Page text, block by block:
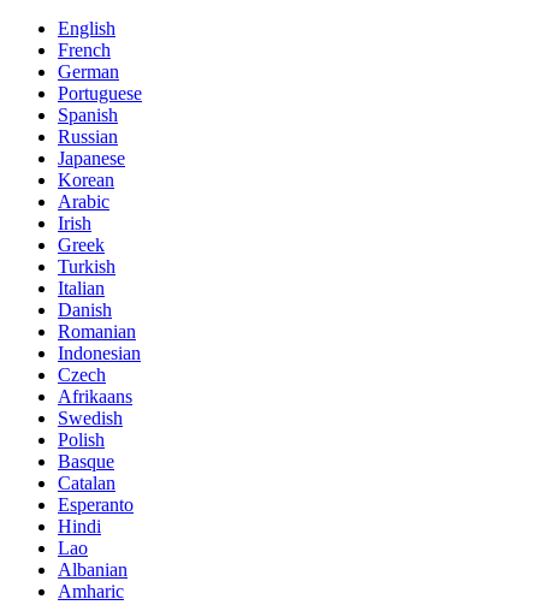
English
French
German
Portuguese
Spanish
Russian
Japanese
Korean
Arabic
Irish
Greek
Turkish
Italian
Danish
Romanian
Indonesian
Czech
Afrikaans
Swedish
Polish
Basque
Catalan
Esperanto
Hindi
Lao
Albanian
Amharic